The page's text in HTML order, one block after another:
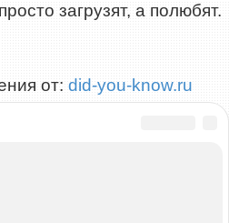
загрузят, а полюбят.
от: did-you-know.ru